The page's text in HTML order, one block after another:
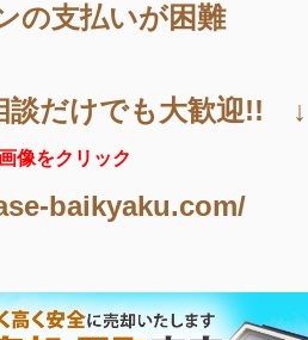
の支払いが困難
だけでも大歓迎!! ↓
像をクリック
baikyaku.com/